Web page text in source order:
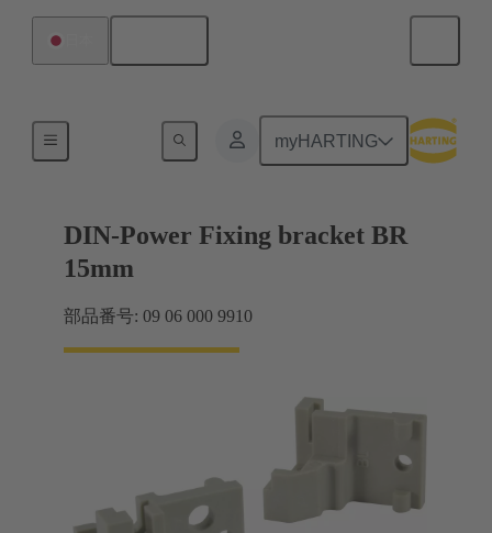
myHARTING
DIN-Power Fixing bracket BR
15mm
部品番号: 09 06 000 9910